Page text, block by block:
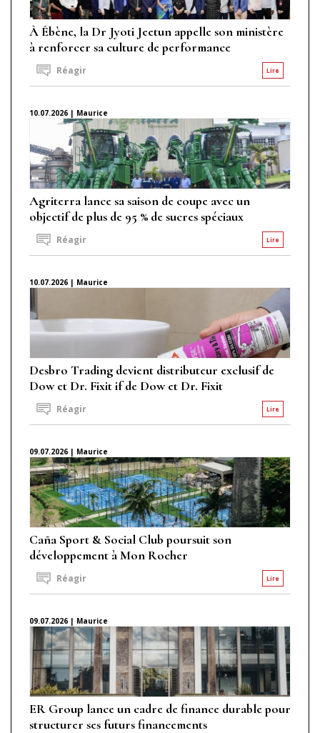
À Ébène, la Dr Jyoti Jeetun appelle son ministère
à renforcer sa culture de performance
Lire
Réagir
10.07.2026 | Maurice
Agriterra lance sa saison de coupe avec un
objectif de plus de 95 % de sucres spéciaux
Lire
Réagir
10.07.2026 | Maurice
Desbro Trading devient distributeur exclusif de
Dow et Dr. Fixit if de Dow et Dr. Fixit
Lire
Réagir
09.07.2026 | Maurice
Caña Sport & Social Club poursuit son
développement à Mon Rocher
Lire
Réagir
09.07.2026 | Maurice
ER Group lance un cadre de finance durable pour
structurer ses futurs financements